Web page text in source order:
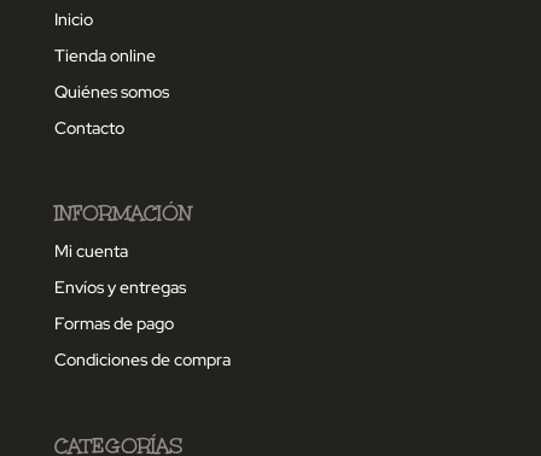
Inicio
Tienda online
Quiénes somos
Contacto
INFORMACIÓN
Mi cuenta
Envíos y entregas
Formas de pago
Condiciones de compra
CATEGORÍAS